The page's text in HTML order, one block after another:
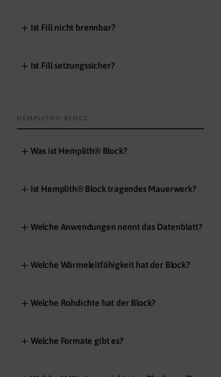
＋ Ist Fill nicht brennbar?
＋ Ist Fill setzungssicher?
HEMPLITH® BLOCK
＋ Was ist Hemplith® Block?
＋ Ist Hemplith® Block tragendes Mauerwerk?
＋ Welche Anwendungen nennt das Datenblatt?
＋ Welche Wärmeleitfähigkeit hat der Block?
＋ Welche Rohdichte hat der Block?
＋ Welche Formate gibt es?